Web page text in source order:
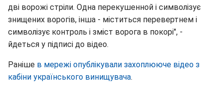
дві ворожі стріли. Одна перекушенной і символізує
знищених ворогів, інша - міститься перевертнем і
символізує контроль і зміст ворога в покорі", -
йдеться у підписі до відео.
Раніше в мережі опублікували захоплююче відео з
кабіни українського винищувача.